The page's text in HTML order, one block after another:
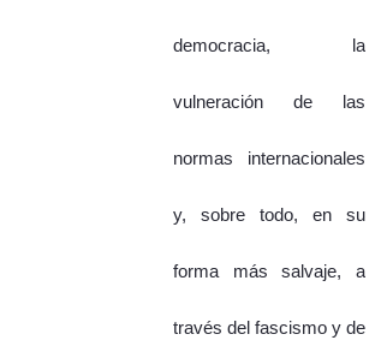
democracia, la
vulneración de las
normas internacionales
y, sobre todo, en su
forma más salvaje, a
través del fascismo y de